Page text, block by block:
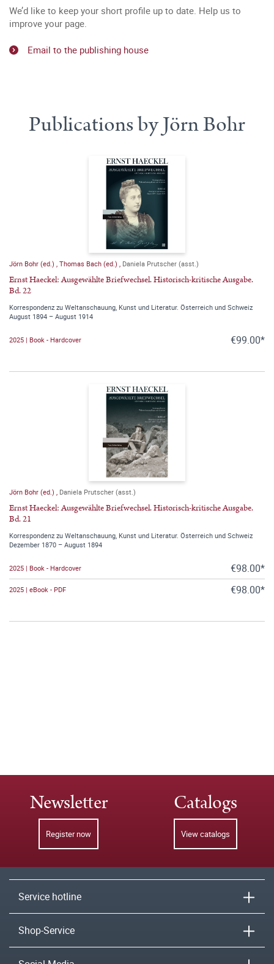
We’d like to keep your short profile up to date. Help us to
improve your page.
Email to the publishing house
Publications by Jörn Bohr
Jörn Bohr (ed.) Thomas Bach (ed.) Daniela Prutscher (asst.)
Ernst Haeckel: Ausgewählte Briefwechsel. Historisch-kritische Ausgabe.
Bd. 22
Korrespondenz zu Weltanschauung, Kunst und Literatur. Österreich und Schweiz
August 1894 – August 1914
2025 | Book - Hardcover €99.00*
Jörn Bohr (ed.) Daniela Prutscher (asst.)
Ernst Haeckel: Ausgewählte Briefwechsel. Historisch-kritische Ausgabe.
Bd. 21
Korrespondenz zu Weltanschauung, Kunst und Literatur. Österreich und Schweiz
Dezember 1870 – August 1894
2025 | Book - Hardcover €98.00*
2025 | eBook - PDF €98.00*
Newsletter
Register now
Catalogs
View catalogs
Service hotline
Shop-Service